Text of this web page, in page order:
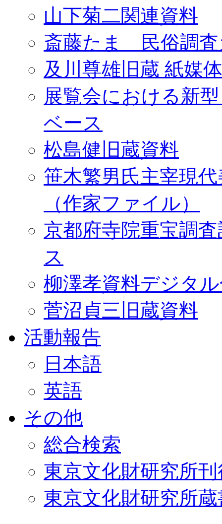
山下菊二関連資料
斎藤たま 民俗調査
及川尊雄旧蔵 紙媒
展覧会における新
ベース
松島健旧蔵資料
笹木繁男氏主宰現
（作家ファイル）
京都府寺院重宝調
ス
柳澤孝資料デジタ
菅沼貞三旧蔵資料
活動報告
日本語
英語
その他
総合検索
東京文化財研究所
東京文化財研究所